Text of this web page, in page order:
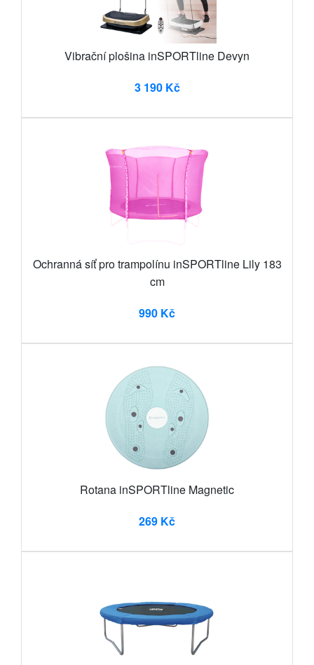
Vibrační plošina inSPORTline Devyn
3 190 Kč
Ochranná síť pro trampolínu inSPORTline Lily 183
cm
990 Kč
Rotana inSPORTline Magnetic
269 Kč